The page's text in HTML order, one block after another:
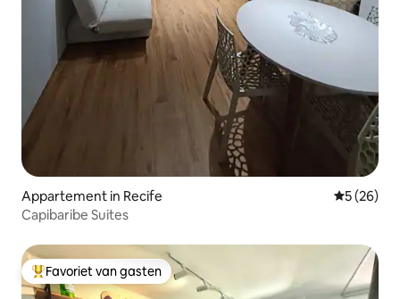
Appartement in Recife
5 (26)
Capibaribe Suites
Topfavoriet van gasten
Favoriet van gasten